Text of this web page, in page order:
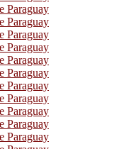
Paraguay
Paraguay
Paraguay
Paraguay
Paraguay
Paraguay
Paraguay
Paraguay
Paraguay
Paraguay
Paraguay